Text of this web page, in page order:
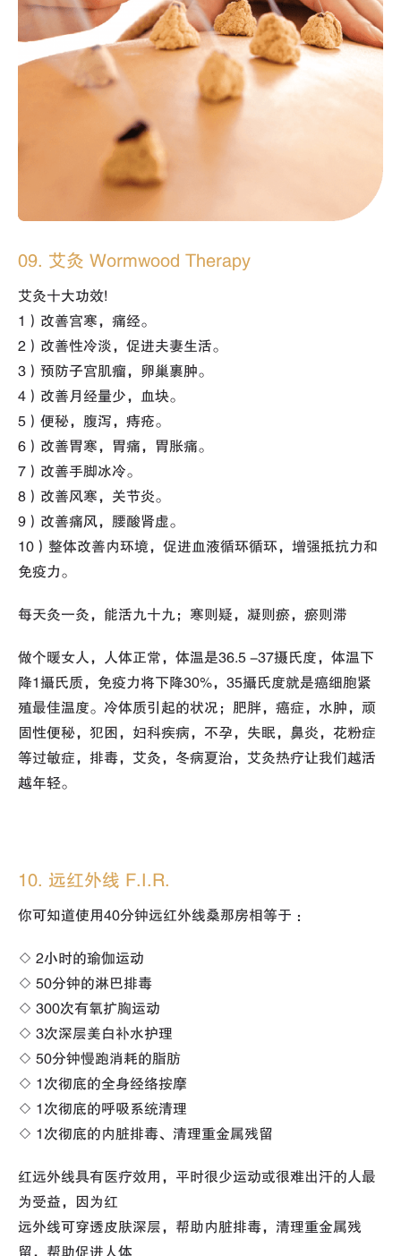
09. 艾灸 Wormwood Therapy
艾灸十大功效!
1）改善宫寒，痛经。
2）改善性冷淡，促进夫妻生活。
3）预防子宫肌瘤，卵巢裹肿。
4）改善月经量少，血块。
5）便秘，腹泻，痔疮。
6）改善胃寒，胃痛，胃胀痛。
7）改善手脚冰冷。
8）改善风寒，关节炎。
9）改善痛风，腰酸肾虚。
10）整体改善内环境，促进血液循环循环，增强抵抗力和
免疫力。
每天灸一灸，能活九十九；寒则疑，凝则瘀，瘀则滞
做个暖女人，人体正常，体温是36.5 -37摄氏度，体温下
降1攝氏质，免疫力将下降30%，35攝氏度就是癌细胞紧
殖最佳温度。冷体质引起的状况；肥胖，癌症，水肿，顽
固性便秘，犯困，妇科疾病，不孕，失眠，鼻炎，花粉症
等过敏症，排毒，艾灸，冬病夏治，艾灸热疗让我们越活
越年轻。
10. 远红外线 F.I.R.
你可知道使用40分钟远红外线桑那房相等于 ：
◇ 2小时的瑜伽运动
◇ 50分钟的淋巴排毒
◇ 300次有氧扩胸运动
◇ 3次深层美白补水护理
◇ 50分钟慢跑消耗的脂肪
◇ 1次彻底的全身经络按摩
◇ 1次彻底的呼吸系统清理
◇ 1次彻底的内脏排毒、清理重金属残留
红远外线具有医疗效用，平时很少运动或很难出汗的人最
为受益，因为红
远外线可穿透皮肤深层，帮助内脏排毒，清理重金属残
留，帮助促进人体